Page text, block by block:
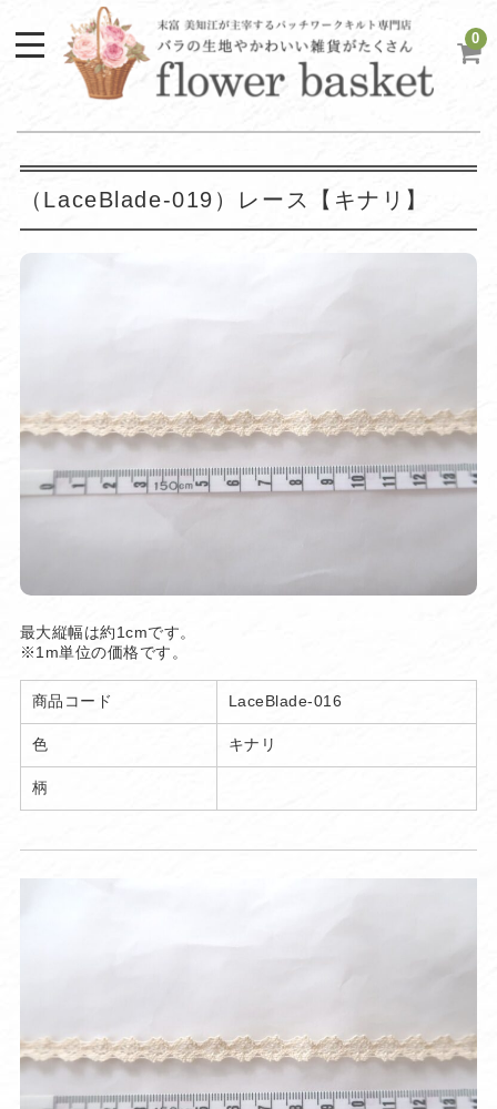
0
（LaceBlade-019）レース【キナリ】
最大縦幅は約1cmです。
※1m単位の価格です。
商品コード LaceBlade-016
色 キナリ
柄